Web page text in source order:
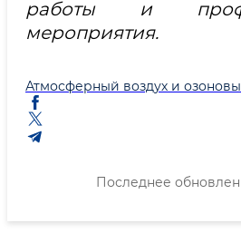
работы и
мероприятия.
Атмосферный воздух и
Последнее